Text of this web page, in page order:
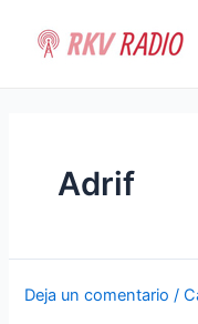
contenido
Adrif
Deja un comentario /